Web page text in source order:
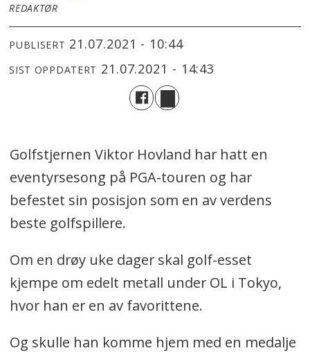
REDAKTØR
PUBLISERT 21.07.2021 - 10:44
SIST OPPDATERT 21.07.2021 - 14:43
Golfstjernen Viktor Hovland har hatt en
eventyrsesong på PGA-touren og har
befestet sin posisjon som en av verdens
beste golfspillere.
Om en drøy uke dager skal golf-esset
kjempe om edelt metall under OL i Tokyo,
hvor han er en av favorittene.
Og skulle han komme hjem med en medalje